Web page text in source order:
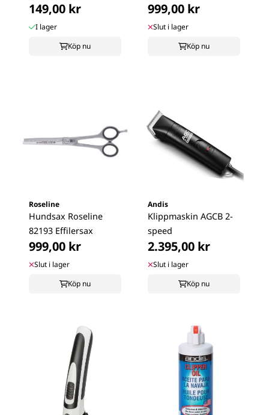
149,00 kr
I lager
Köp nu
999,00 kr
Slut i lager
Köp nu
Roseline
Hundsax Roseline
82193 Effilersax
999,00 kr
Slut i lager
Köp nu
Andis
Klippmaskin AGCB 2-
speed
2.395,00 kr
Slut i lager
Köp nu